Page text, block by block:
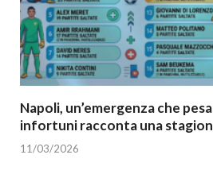
Napoli, un’emergenza che
infortuni racconta una
11/03/2026